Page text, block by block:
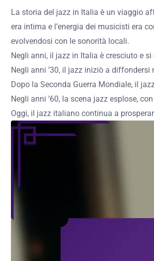
La storia del jazz in Italia è un viaggio
era intima e l’energia dei musicisti era
evolvendosi con le sonorità locali.
Negli anni, il jazz in Italia è cresciuto e
Negli anni ’30, il jazz iniziò a
Dopo la Seconda Guerra Mondiale, il
Negli anni ’60, la scena jazz esplose,
Oggi, il jazz italiano continua a